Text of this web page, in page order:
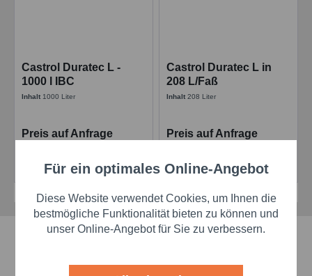
Castrol Duratec L -
1000 l IBC
Inhalt 1000 Liter
Preis auf Anfrage
Castrol Duratec L in
208 L/Faß
Inhalt208 Liter
Preis auf Anfrage
Schnelle Lieferzeiten
Funktionale Aktiv
Marketing Aktiv
Für ein optimales Online-Angebot
Diese Website verwendet Cookies, um Ihnen die
bestmögliche Funktionalität bieten zu können und
unser Online-Angebot für Sie zu verbessern.